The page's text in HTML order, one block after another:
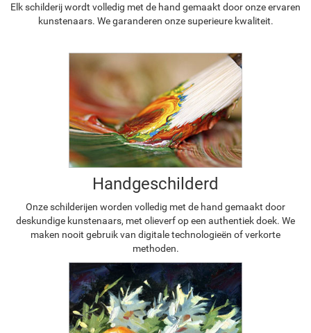
Elk schilderij wordt volledig met de hand gemaakt door onze ervaren
kunstenaars. We garanderen onze superieure kwaliteit.
Handgeschilderd
Onze schilderijen worden volledig met de hand gemaakt door
deskundige kunstenaars, met olieverf op een authentiek doek. We
maken nooit gebruik van digitale technologieën of verkorte
methoden.